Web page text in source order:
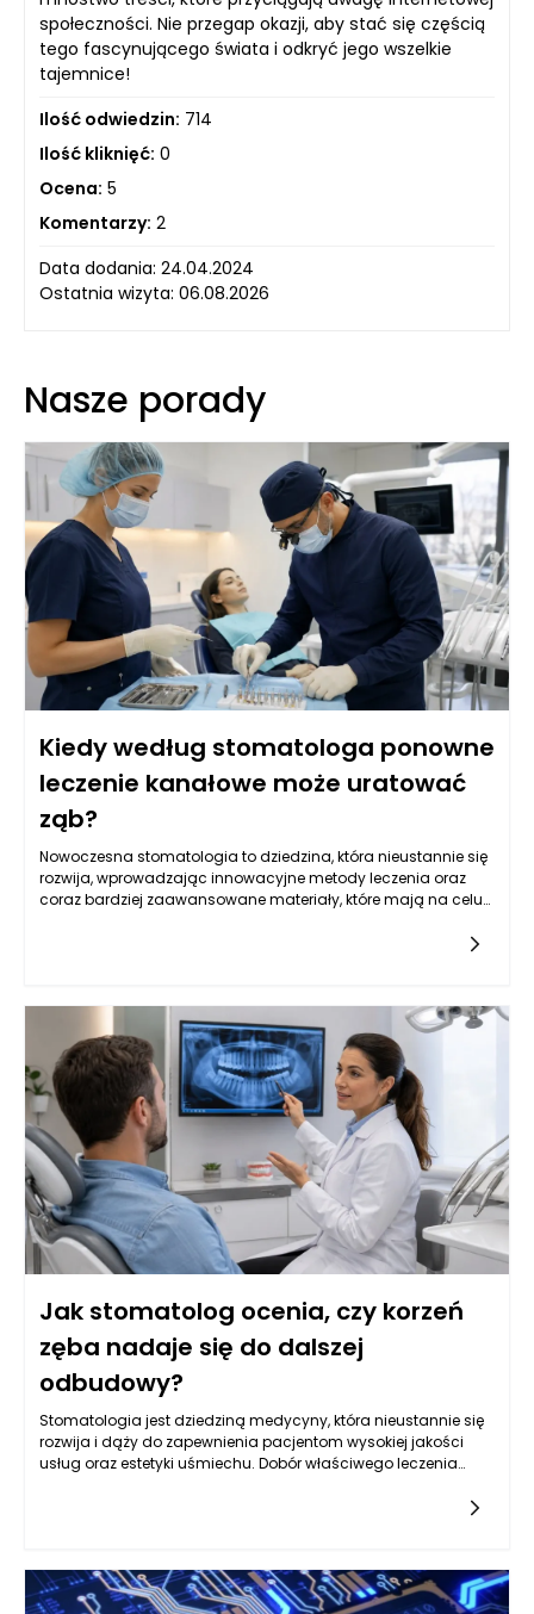
społeczności. Nie przegap okazji, aby stać się częścią
tego fascynującego świata i odkryć jego wszelkie
tajemnice!
Ilość odwiedzin: 714
Ilość kliknięć: 0
Ocena: 5
Komentarzy: 2
Data dodania: 24.04.2024
Ostatnia wizyta: 06.08.2026
Nasze porady
Kiedy według stomatologa ponowne
leczenie kanałowe może uratować
ząb?
Nowoczesna stomatologia to dziedzina, która nieustannie się
rozwija, wprowadzając innowacyjne metody leczenia oraz
coraz bardziej zaawansowane materiały, które mają na celu
kanałowe, często będące ostatnią deską ratunku dla zębów
postępowania. W wielu przypadkach ponowne leczenie
kanałowe może uratować ząb, ale nie każdy przypadek jest
jednoznaczny. Stomatolog w Rzeszowie potrafi ocenić, kiedy
taka decyzja jest zasadne, a także jak skutecznie
przeprowadzić kolejne etapy terapii protetycznej, aby pacjent
mógł cieszyć się zdrowym uśmiechem.
Jak stomatolog ocenia, czy korzeń
zęba nadaje się do dalszej
odbudowy?
Stomatologia jest dziedziną medycyny, która nieustannie się
rozwija i dąży do zapewnienia pacjentom wysokiej jakości
usług oraz estetyki uśmiechu. Dobór właściwego leczenia
korzeni zęba, może wymagać zaawansowanej diagnostyki
dysponuje narzędziami oraz wiedzą, aby dokładnie ocenić,
czy korzeń zęba nadaje się do dalszej odbudowy. Dzięki